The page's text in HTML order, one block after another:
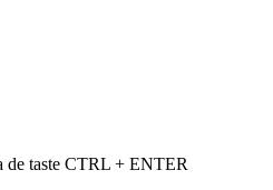
de taste CTRL + ENTER